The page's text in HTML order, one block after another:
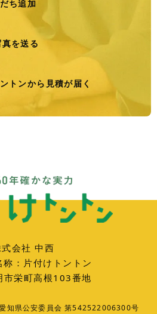
ち追加
真を送る
ントンから見積が届く
会社 中西
称：片付けトントン
市栄町高根103番地
知県公安委員会 第542522006300号